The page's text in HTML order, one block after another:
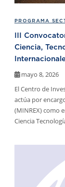
PROGRAMA
III
Ciencia,
mayo 8, 2026
El Centro de
actúa por
(MINREX) como
Ciencia